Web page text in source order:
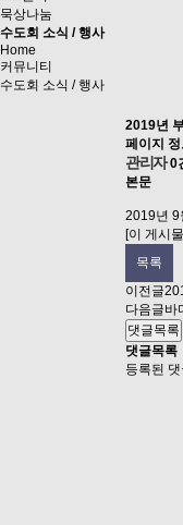
묵상나눔
수도회 소식 / 행사
Home
커뮤니티
수도회 소식 / 행사
2019년
페이지
관리자 0
본문
2019년 9
[이 게시
목록
이전글
다음글바
댓글목록
댓글목록
등록된